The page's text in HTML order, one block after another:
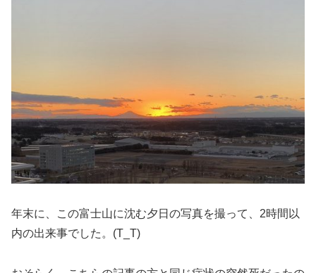
年末に、この富士山に沈む夕日の写真を撮って、2時間以
内の出来事でした。(T_T)